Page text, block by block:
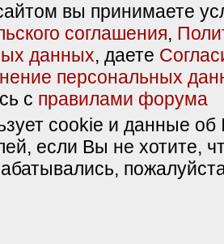
вы принимаете
соглашения,
данных, даете
персональных
с правилами форума
cookie и данные об
если Вы не хотите,